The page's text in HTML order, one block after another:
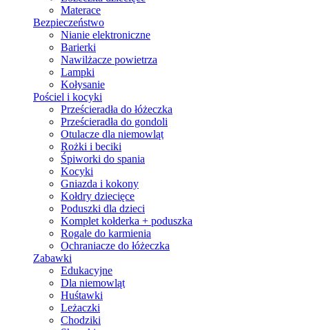
Materace
Bezpieczeństwo
Nianie elektroniczne
Barierki
Nawilżacze powietrza
Lampki
Kołysanie
Pościel i kocyki
Prześcieradła do łóżeczka
Prześcieradła do gondoli
Otulacze dla niemowląt
Rożki i beciki
Śpiworki do spania
Kocyki
Gniazda i kokony
Kołdry dziecięce
Poduszki dla dzieci
Komplet kołderka + poduszka
Rogale do karmienia
Ochraniacze do łóżeczka
Zabawki
Edukacyjne
Dla niemowląt
Huśtawki
Leżaczki
Chodziki